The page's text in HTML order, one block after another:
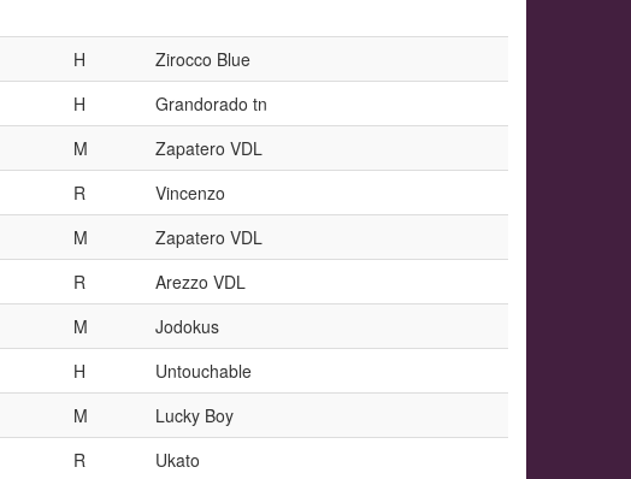
H
Zirocco Blue
H
Grandorado tn
M
Zapatero VDL
R
Vincenzo
M
Zapatero VDL
R
Arezzo VDL
M
Jodokus
H
Untouchable
M
Lucky Boy
R
Ukato